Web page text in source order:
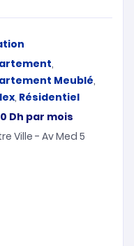
,
Meublé,
, Résidentiel
Dh par mois
Ville - Av Med 5